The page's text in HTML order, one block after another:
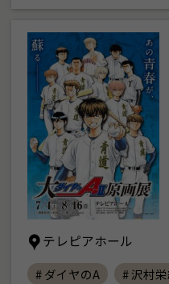
テレピアホール
# ダイヤのA # 沢村